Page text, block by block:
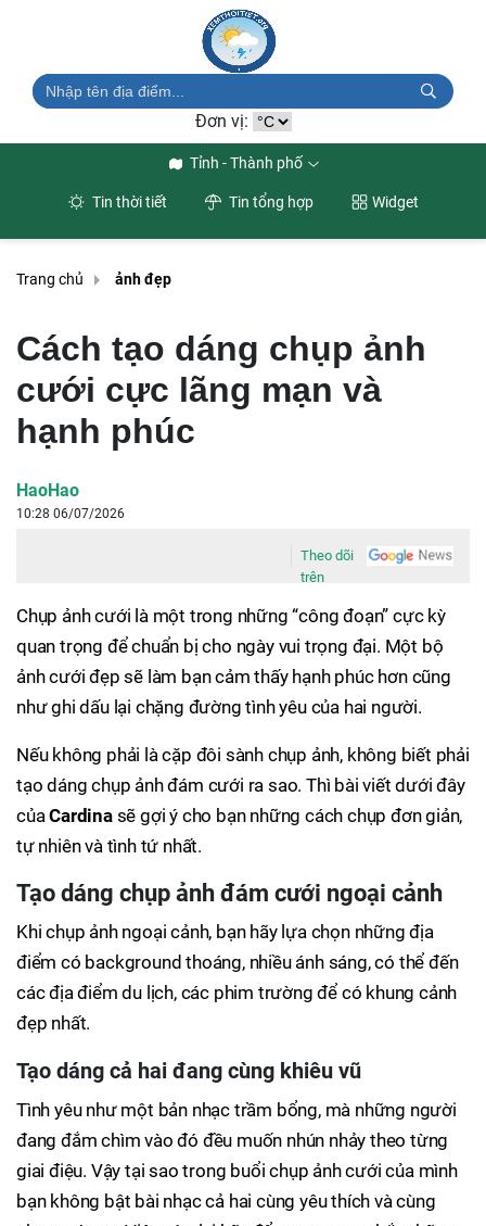
Đơn vị:
Tỉnh - Thành phố
Tin thời tiết Tin tổng hợp Widget
Trang chủ ảnh đẹp
Cách tạo dáng chụp ảnh
cưới cực lãng mạn và
hạnh phúc
HaoHao
10:28 06/07/2026
Theo dõi
trên
Chụp ảnh cưới là một trong những “công đoạn” cực kỳ
quan trọng để chuẩn bị cho ngày vui trọng đại. Một bộ
ảnh cưới đẹp sẽ làm bạn cảm thấy hạnh phúc hơn cũng
như ghi dấu lại chặng đường tình yêu của hai người.
Nếu không phải là cặp đôi sành chụp ảnh, không biết phải
tạo dáng chụp ảnh đám cưới ra sao. Thì bài viết dưới đây
củaCardinasẽ gợi ý cho bạn những cách chụp đơn giản,
tự nhiên và tình tứ nhất.
Tạo dáng chụp ảnh đám cưới ngoại cảnh
Khi chụp ảnh ngoại cảnh, bạn hãy lựa chọn những địa
điểm có background thoáng, nhiều ánh sáng, có thể đến
các địa điểm du lịch, các phim trường để có khung cảnh
đẹp nhất.
Tạo dáng cả hai đang cùng khiêu vũ
Tình yêu như một bản nhạc trầm bổng, mà những người
đang đắm chìm vào đó đều muốn nhún nhảy theo từng
giai điệu. Vậy tại sao trong buổi chụp ảnh cưới của mình
bạn không bật bài nhạc cả hai cùng yêu thích và cùng